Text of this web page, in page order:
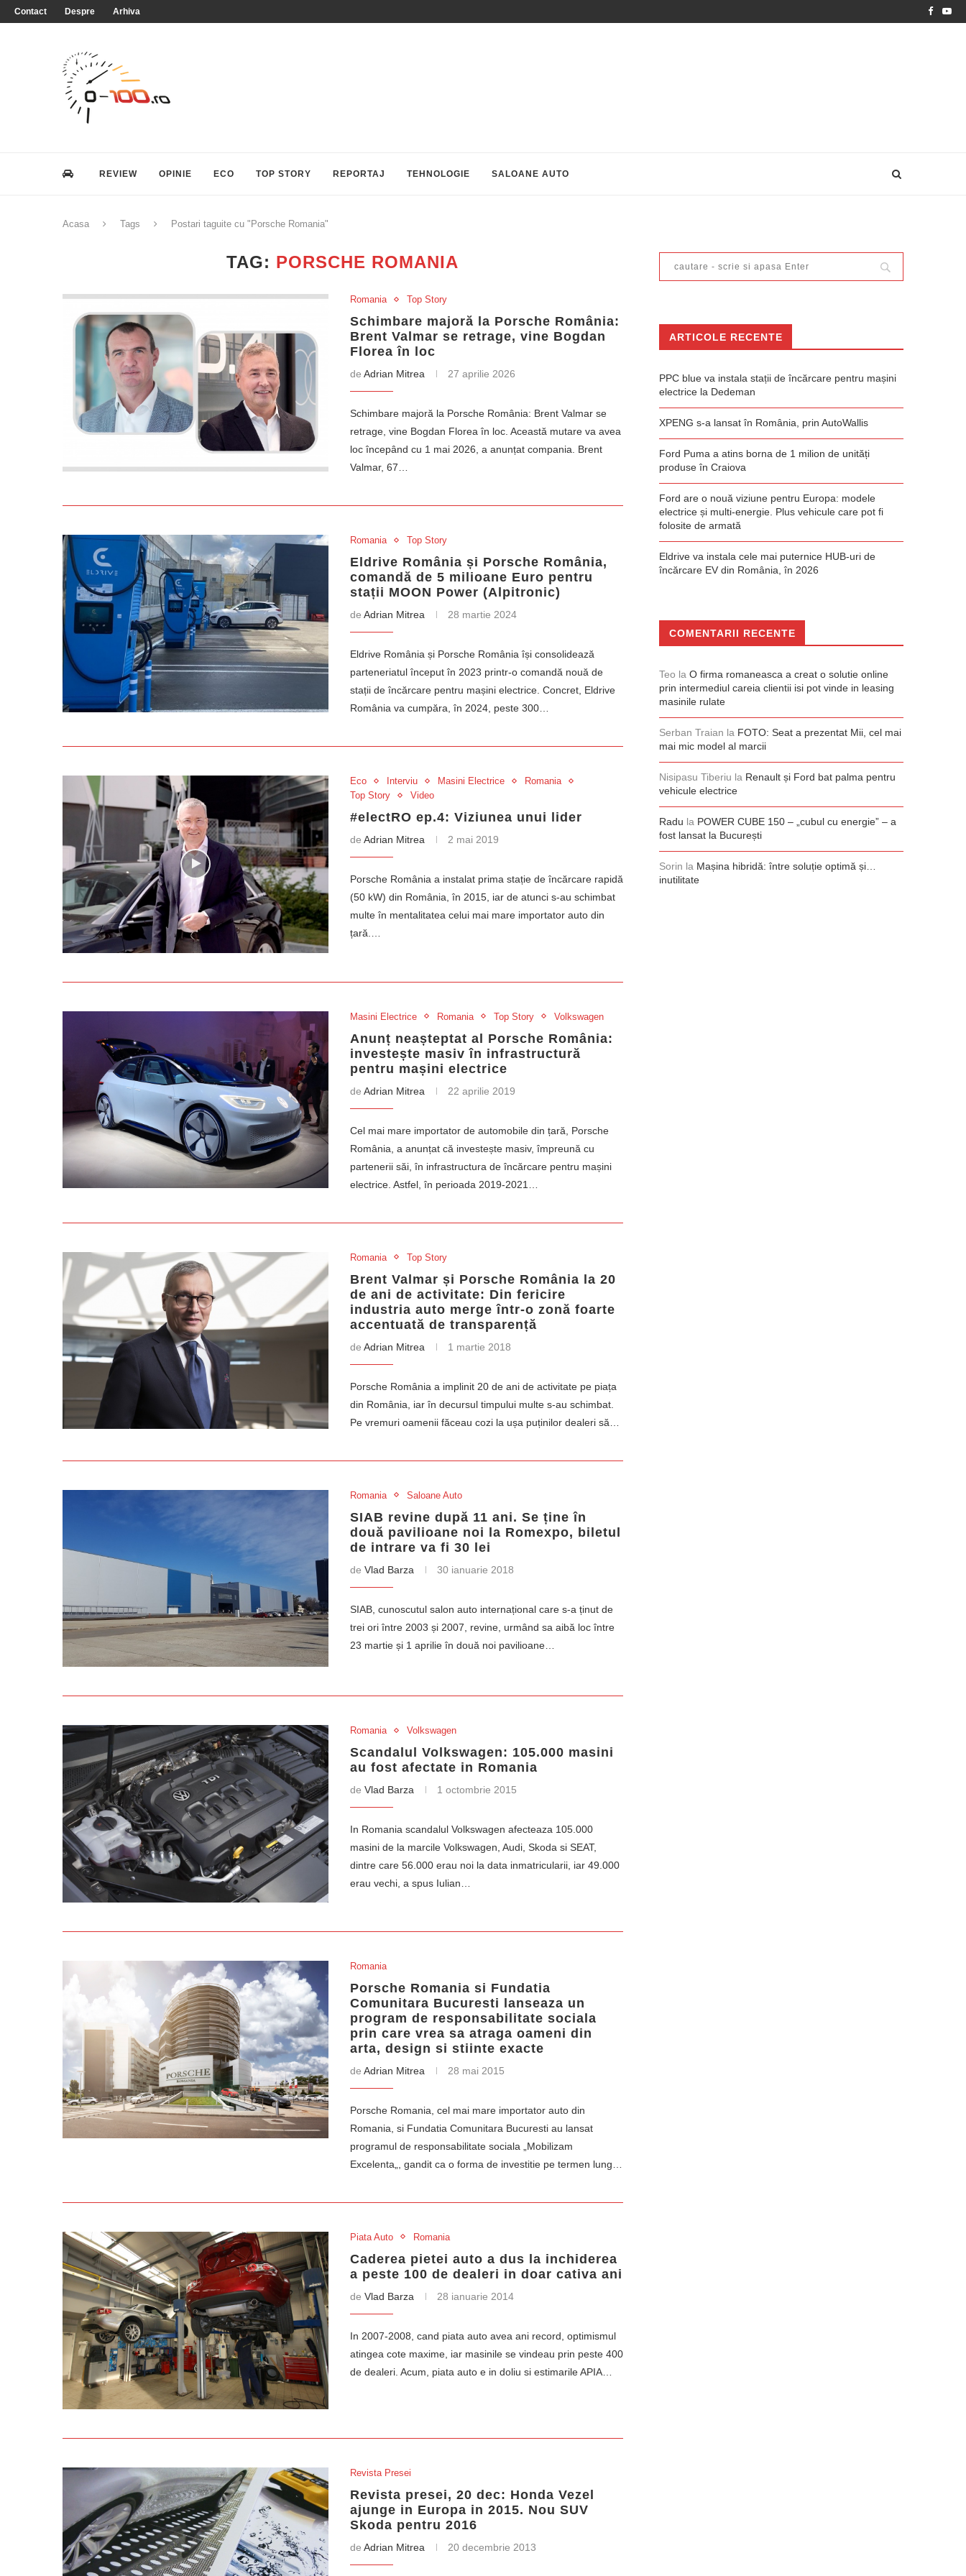
Contact Despre Arhiva
REVIEW OPINIE ECO TOP STORY REPORTAJ TEHNOLOGIE SALOANE AUTO
Acasa Tags Postari taguite cu "Porsche Romania"
TAG: PORSCHE ROMANIA
Romania Top Story
Schimbare majoră la Porsche România:
Brent Valmar se retrage, vine Bogdan
Florea în loc
de Adrian Mitrea 27 aprilie 2026
Schimbare majoră la Porsche România: Brent Valmar se
retrage, vine Bogdan Florea în loc. Această mutare va avea
loc începând cu 1 mai 2026, a anunțat compania. Brent
Valmar, 67…
Romania Top Story
Eldrive România și Porsche România,
comandă de 5 milioane Euro pentru
stații MOON Power (Alpitronic)
de Adrian Mitrea 28 martie 2024
Eldrive România și Porsche România își consolidează
parteneriatul început în 2023 printr-o comandă nouă de
stații de încărcare pentru mașini electrice. Concret, Eldrive
România va cumpăra, în 2024, peste 300…
Eco Interviu Masini Electrice
Romania
Top Story
Video
#electRO ep.4: Viziunea unui lider
de Adrian Mitrea 2 mai 2019
Porsche România a instalat prima stație de încărcare rapidă
(50 kW) din România, în 2015, iar de atunci s-au schimbat
multe în mentalitatea celui mai mare importator auto din
țară.…
Masini Electrice Romania Top Story Volkswagen
Anunț neașteptat al Porsche România:
investește masiv în infrastructură
pentru mașini electrice
de Adrian Mitrea 22 aprilie 2019
Cel mai mare importator de automobile din țară, Porsche
România, a anunțat că investește masiv, împreună cu
partenerii săi, în infrastructura de încărcare pentru mașini
electrice. Astfel, în perioada 2019-2021…
Romania Top Story
Brent Valmar și Porsche România la 20
de ani de activitate: Din fericire
industria auto merge într-o zonă foarte
accentuată de transparență
de Adrian Mitrea 1 martie 2018
Porsche România a implinit 20 de ani de activitate pe piața
din România, iar în decursul timpului multe s-au schimbat.
Pe vremuri oamenii făceau cozi la ușa puținilor dealeri să…
Romania Saloane Auto
SIAB revine după 11 ani. Se ține în
două pavilioane noi la Romexpo, biletul
de intrare va fi 30 lei
de Vlad Barza 30 ianuarie 2018
SIAB, cunoscutul salon auto internațional care s-a ținut de
trei ori între 2003 și 2007, revine, urmând sa aibă loc între
23 martie și 1 aprilie în două noi pavilioane…
Romania Volkswagen
Scandalul Volkswagen: 105.000 masini
au fost afectate in Romania
de Vlad Barza 1 octombrie 2015
In Romania scandalul Volkswagen afecteaza 105.000
masini de la marcile Volkswagen, Audi, Skoda si SEAT,
dintre care 56.000 erau noi la data inmatricularii, iar 49.000
erau vechi, a spus Iulian…
Romania
Porsche Romania si Fundatia
Comunitara Bucuresti lanseaza un
program de responsabilitate sociala
prin care vrea sa atraga oameni din
arta, design si stiinte exacte
de Adrian Mitrea 28 mai 2015
Porsche Romania, cel mai mare importator auto din
Romania, si Fundatia Comunitara Bucuresti au lansat
programul de responsabilitate sociala „Mobilizam
Excelenta„, gandit ca o forma de investitie pe termen lung…
Piata Auto Romania
Caderea pietei auto a dus la inchiderea
a peste 100 de dealeri in doar cativa ani
de Vlad Barza 28 ianuarie 2014
In 2007-2008, cand piata auto avea ani record, optimismul
atingea cote maxime, iar masinile se vindeau prin peste 400
de dealeri. Acum, piata auto e in doliu si estimarile APIA…
Revista Presei
Revista presei, 20 dec: Honda Vezel
ajunge in Europa in 2015. Nou SUV
Skoda pentru 2016
de Adrian Mitrea 20 decembrie 2013
ARTICOLE RECENTE
PPC blue va instala stații de încărcare pentru mașini
electrice la Dedeman
XPENG s-a lansat în România, prin AutoWallis
Ford Puma a atins borna de 1 milion de unități
produse în Craiova
Ford are o nouă viziune pentru Europa: modele
electrice și multi-energie. Plus vehicule care pot fi
folosite de armată
Eldrive va instala cele mai puternice HUB-uri de
încărcare EV din România, în 2026
COMENTARII RECENTE
Teo la O firma romaneasca a creat o solutie online
prin intermediul careia clientii isi pot vinde in leasing
masinile rulate
Serban Traian la FOTO: Seat a prezentat Mii, cel mai
mai mic model al marcii
Nisipasu Tiberiu la Renault și Ford bat palma pentru
vehicule electrice
Radu la POWER CUBE 150 – „cubul cu energie” – a
fost lansat la București
Sorin la Mașina hibridă: între soluție optimă și…
inutilitate